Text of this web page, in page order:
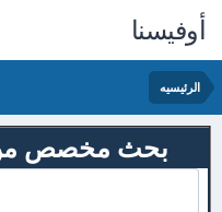
أوفيسنا
الرئيسيه
بحث مخصص من